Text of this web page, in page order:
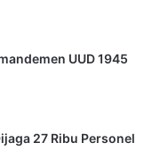
UUD 1945
27 Ribu Personel